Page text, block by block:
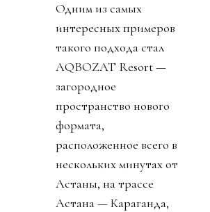
Одним из самых
интересных примеров
такого подхода стал
AQBOZAT Resort —
загородное
пространство нового
формата,
расположенное всего в
нескольких минутах от
Астаны, на трассе
Астана — Караганда,